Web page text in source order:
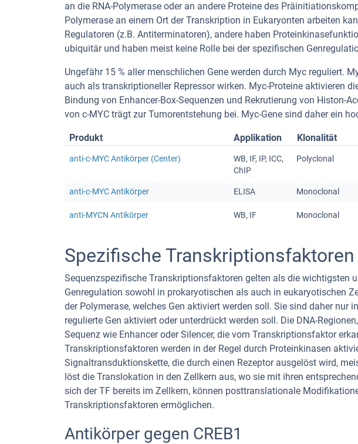
an die RNA-Polymerase oder an andere Proteine des
Polymerase an einem Ort der Transkription in Eukaryonten arbeiten
Regulatoren (z.B. Antiterminatoren), andere haben
ubiquitär und haben meist keine Rolle bei der spezifischen
Ungefähr 15 % aller menschlichen Gene werden durch Myc reguliert.
auch als transkriptioneller Repressor wirken. Myc-Proteine aktivieren
Bindung von Enhancer-Box-Sequenzen und Rekrutierung von Histon-
von c-MYC trägt zur Tumorentstehung bei. Myc-Gene sind daher ein
Produkt Applikation Klonalität
anti-c-MYC Antikörper (Center)
WB, IF, IP, ICC,
ChIP
Polyclonal
anti-c-MYC Antikörper ELISA Monoclonal
anti-MYCN Antikörper WB, IF Monoclonal
Spezifische Transkriptionsfaktoren
Sequenzspezifische Transkriptionsfaktoren gelten als die wichtigsten
Genregulation sowohl in prokaryotischen als auch in eukaryotischen
der Polymerase, welches Gen aktiviert werden soll. Sie sind daher nur
regulierte Gen aktiviert oder unterdrückt werden soll. Die DNA-
Sequenz wie Enhancer oder Silencer, die vom Transkriptionsfaktor
Transkriptionsfaktoren werden in der Regel durch Proteinkinasen
Signaltransduktionskette, die durch einen Rezeptor ausgelöst wird,
löst die Translokation in den Zellkern aus, wo sie mit ihren
sich der TF bereits im Zellkern, können posttranslationale
Transkriptionsfaktoren ermöglichen.
Antikörper gegen CREB1